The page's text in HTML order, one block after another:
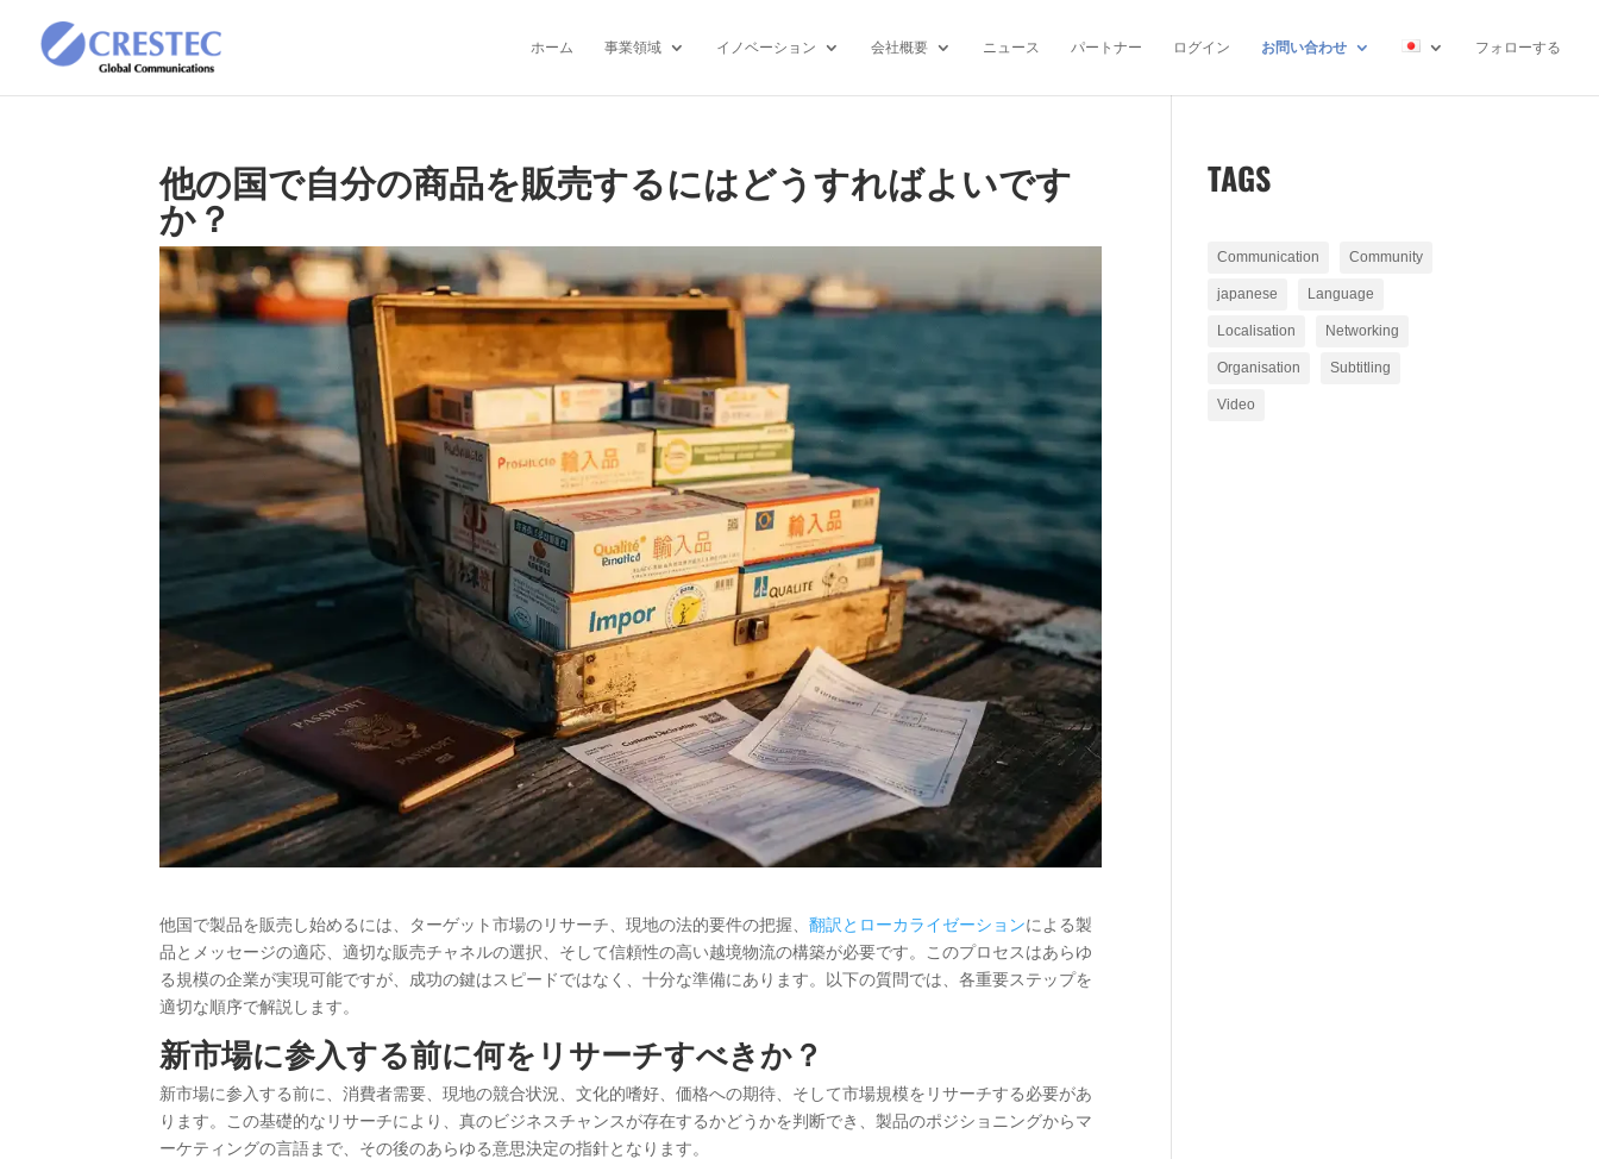
ホーム 事業領域 イノベーション 会社概要 ニュース パートナー ログイン お問い合わせ フォローする
他の国で自分の商品を販売するにはどうすればよいです
か？
他国で製品を販売し始めるには、ターゲット市場のリサーチ、現地の法的要件の把握、翻訳とローカライゼーションによる製
品とメッセージの適応、適切な販売チャネルの選択、そして信頼性の高い越境物流の構築が必要です。このプロセスはあらゆ
る規模の企業が実現可能ですが、成功の鍵はスピードではなく、十分な準備にあります。以下の質問では、各重要ステップを
適切な順序で解説します。
新市場に参入する前に何をリサーチすべきか？
新市場に参入する前に、消費者需要、現地の競合状況、文化的嗜好、価格への期待、そして市場規模をリサーチする必要があ
ります。この基礎的なリサーチにより、真のビジネスチャンスが存在するかどうかを判断でき、製品のポジショニングからマ
ーケティングの言語まで、その後のあらゆる意思決定の指針となります。
TAGS
Communication Community
japanese Language
Localisation Networking
Organisation Subtitling
Video